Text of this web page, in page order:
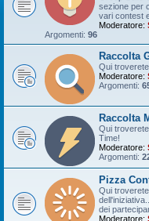
sezione per
vari contest
Moderatore:
Argomenti: 96
Raccolta
Qui
Moderatore:
Argomenti:
Raccolta
Qui
Time!
Moderatore:
Argomenti:
Pizza
Qui
dei
Moderatore: